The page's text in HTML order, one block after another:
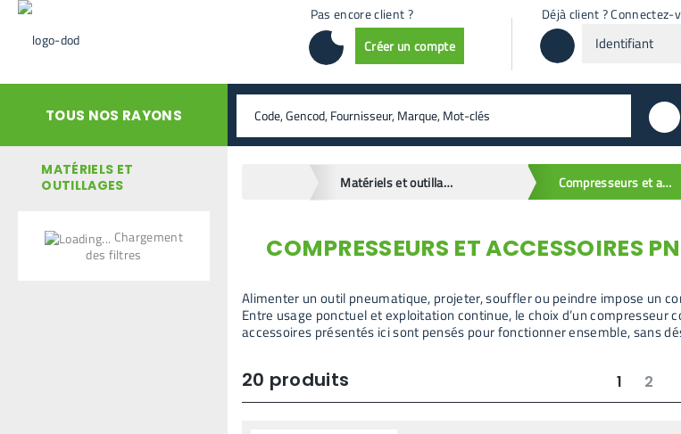
Pas encore client ?
Créer un compte
Déjà client ? Connectez-
TOUS NOS RAYONS rechercher valider
MATÉRIELS ET
OUTILLAGES
Chargement
des filtres
Matériels et outillages Compresseurs et accessoires
retour en arrière
COMPRESSEURS ET ACCESSOIRES
Alimenter un outil pneumatique, projeter, souffler ou peindre impose un
Entre usage ponctuel et exploitation continue, le choix d’un
accessoires présentés ici sont pensés pour fonctionner ensemble, sans
20 produits 1 2